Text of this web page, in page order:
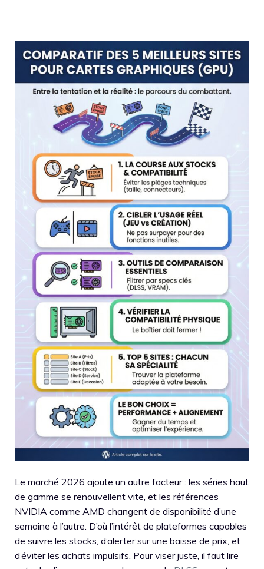
Le marché 2026 ajoute un autre facteur : les séries haut
de gamme se renouvellent vite, et les références
NVIDIA comme AMD changent de disponibilité d’une
semaine à l’autre. D’où l’intérêt de plateformes capables
de suivre les stocks, d’alerter sur une baisse de prix, et
d’éviter les achats impulsifs. Pour viser juste, il faut lire